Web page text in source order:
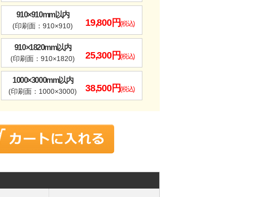
910×910mm以内
(印刷面：910×910) 19,800円(税込)
910×1820mm以内
(印刷面：910×1820) 25,300円(税込)
1000×3000mm以内
(印刷面：1000×3000) 38,500円(税込)